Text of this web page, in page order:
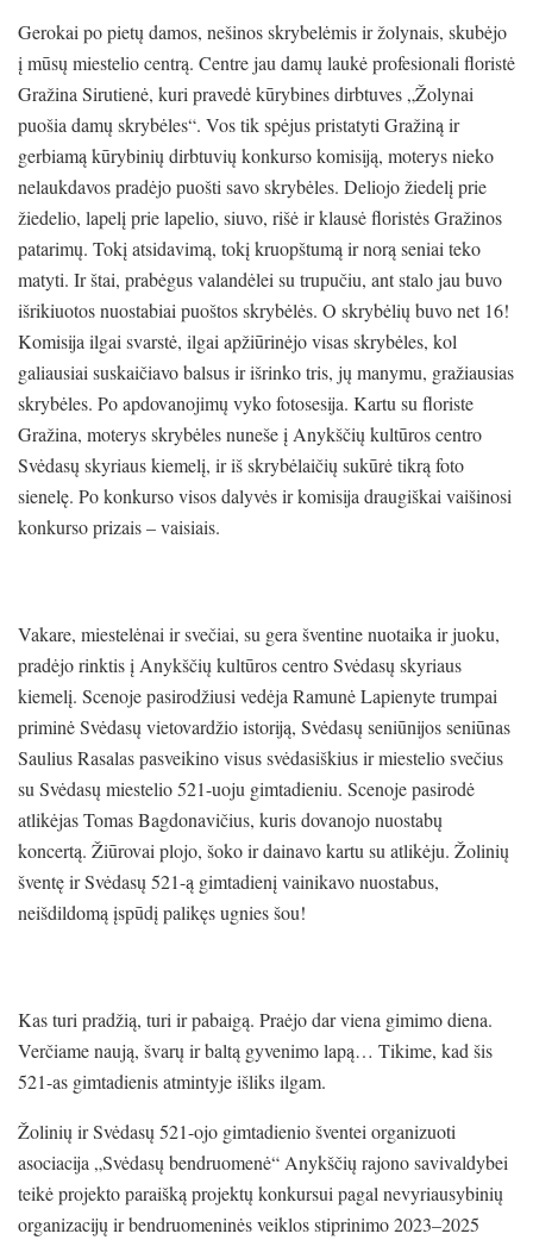
Gerokai po pietų damos, nešinos skrybelėmis ir žolynais, skubėjo
į mūsų miestelio centrą. Centre jau damų laukė profesionali floristė
Gražina Sirutienė, kuri pravedė kūrybines dirbtuves „Žolynai
puošia damų skrybėles“. Vos tik spėjus pristatyti Gražiną ir
gerbiamą kūrybinių dirbtuvių konkurso komisiją, moterys nieko
nelaukdavos pradėjo puošti savo skrybėles. Deliojo žiedelį prie
žiedelio, lapelį prie lapelio, siuvo, rišė ir klausė floristės Gražinos
patarimų. Tokį atsidavimą, tokį kruopštumą ir norą seniai teko
matyti. Ir štai, prabėgus valandėlei su trupučiu, ant stalo jau buvo
išrikiuotos nuostabiai puoštos skrybėlės. O skrybėlių buvo net 16!
Komisija ilgai svarstė, ilgai apžiūrinėjo visas skrybėles, kol
galiausiai suskaičiavo balsus ir išrinko tris, jų manymu, gražiausias
skrybėles. Po apdovanojimų vyko fotosesija. Kartu su floriste
Gražina, moterys skrybėles nuneše į Anykščių kultūros centro
Svėdasų skyriaus kiemelį, ir iš skrybėlaičių sukūrė tikrą foto
sienelę. Po konkurso visos dalyvės ir komisija draugiškai vaišinosi
konkurso prizais – vaisiais.
Vakare, miestelėnai ir svečiai, su gera šventine nuotaika ir juoku,
pradėjo rinktis į Anykščių kultūros centro Svėdasų skyriaus
kiemelį. Scenoje pasirodžiusi vedėja Ramunė Lapienyte trumpai
priminė Svėdasų vietovardžio istoriją, Svėdasų seniūnijos seniūnas
Saulius Rasalas pasveikino visus svėdasiškius ir miestelio svečius
su Svėdasų miestelio 521-uoju gimtadieniu. Scenoje pasirodė
atlikėjas Tomas Bagdonavičius, kuris dovanojo nuostabų
koncertą. Žiūrovai plojo, šoko ir dainavo kartu su atlikėju. Žolinių
šventę ir Svėdasų 521-ą gimtadienį vainikavo nuostabus,
neišdildomą įspūdį palikęs ugnies šou!
Kas turi pradžią, turi ir pabaigą. Praėjo dar viena gimimo diena.
Verčiame naują, švarų ir baltą gyvenimo lapą… Tikime, kad šis
521-as gimtadienis atmintyje išliks ilgam.
Žolinių ir Svėdasų 521-ojo gimtadienio šventei organizuoti
asociacija „Svėdasų bendruomenė“ Anykščių rajono savivaldybei
teikė projekto paraišką projektų konkursui pagal nevyriausybinių
organizacijų ir bendruomeninės veiklos stiprinimo 2023–2025